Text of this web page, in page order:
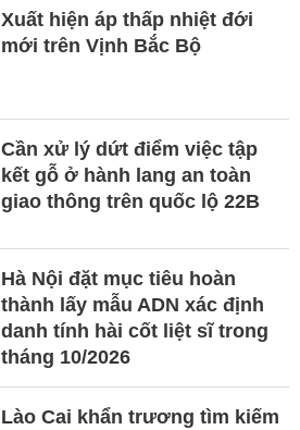
Xuất hiện áp thấp nhiệt đới
mới trên Vịnh Bắc Bộ
Cần xử lý dứt điểm việc tập
kết gỗ ở hành lang an toàn
giao thông trên quốc lộ 22B
Hà Nội đặt mục tiêu hoàn
thành lấy mẫu ADN xác định
danh tính hài cốt liệt sĩ trong
tháng 10/2026
Lào Cai khẩn trương tìm kiếm